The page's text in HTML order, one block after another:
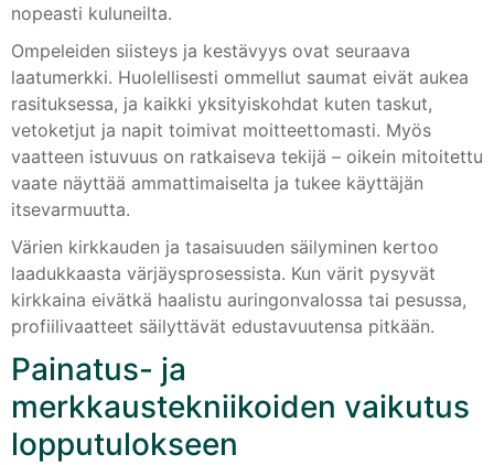
nopeasti kuluneilta.
Ompeleiden siisteys ja kestävyys ovat seuraava
laatumerkki. Huolellisesti ommellut saumat eivät aukea
rasituksessa, ja kaikki yksityiskohdat kuten taskut,
vetoketjut ja napit toimivat moitteettomasti. Myös
vaatteen istuvuus on ratkaiseva tekijä – oikein mitoitettu
vaate näyttää ammattimaiselta ja tukee käyttäjän
itsevarmuutta.
Värien kirkkauden ja tasaisuuden säilyminen kertoo
laadukkaasta värjäysprosessista. Kun värit pysyvät
kirkkaina eivätkä haalistu auringonvalossa tai pesussa,
profiilivaatteet säilyttävät edustavuutensa pitkään.
Painatus- ja
merkkaustekniikoiden vaikutus
lopputulokseen